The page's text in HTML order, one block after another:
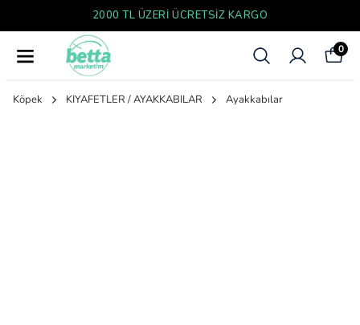
YENI SEZON ÜRÜNLER
0
Köpek KIYAFETLER / AYAKKABILAR Ayakkabılar